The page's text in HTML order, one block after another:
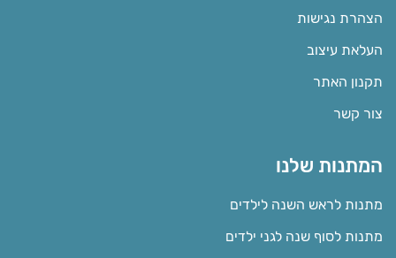
הצהרת נגישות
העלאת עיצוב
תקנון האתר
צור קשר
המתנות שלנו
מתנות לראש השנה לילדים
מתנות לסוף שנה לגני ילדים